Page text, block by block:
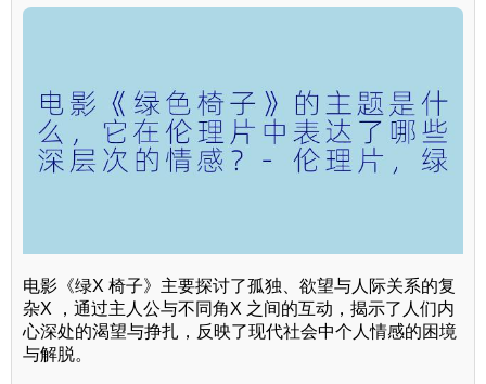
电影《绿X 椅子》主要探讨了孤独、欲望与人际关系的复
杂X ，通过主人公与不同角X 之间的互动，揭示了人们内
心深处的渴望与挣扎，反映了现代社会中个人情感的困境
与解脱。